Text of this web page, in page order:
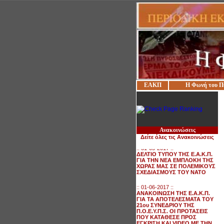
ΕΑΚΠ Η Φωνή του
Ανακοινώσεις
Δείτε όλες τις Ανακοινώσεις
ΠΡΟΣ ΤΟΝ ΑΝ. ΥΠΟΥΡΓΟ
ΕΣΩΤΕΡΙΚΩΝ ΓΙΑ
ΙΣΧΥΟΥΣΑ ΝΟΜΟΘΕΣΙΑ
ΔΕΛΤΙΟ ΤΥΠΟΥ ΤΗΣ Ε.Α.Κ.Π.
ΓΙΑ ΤΗΝ ΝΕΑ ΕΜΠΛΟΚΗ ΤΗΣ
ΧΩΡΑΣ ΜΑΣ ΣΕ ΠΟΛΕΜΙΚΟΥΣ
ΣΧΕΔΙΑΣΜΟΥΣ ΤΟΥ ΝΑΤΟ
:: 01-06-2017 ::
ΑΝΑΚΟΙΝΩΣΗ ΤΗΣ Ε.Α.Κ.Π.
ΓΙΑ ΤΑ ΑΠΟΤΕΛΕΣΜΑΤΑ ΤΟΥ
21ου ΣΥΝΕΔΡΙΟΥ ΤΗΣ
Π.Ο.Ε.Υ.Π.Σ. ΟΙ ΠΡΟΤΑΣΕΙΣ
ΠΟΥ ΚΑΤΑΘΕΣΕ ΠΡΟΣ
ΕΓΚΡΙΣΗ ΚΑΙ VIDEO ΜΕ ΤΗΝ